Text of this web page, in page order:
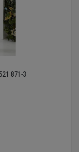
871-3